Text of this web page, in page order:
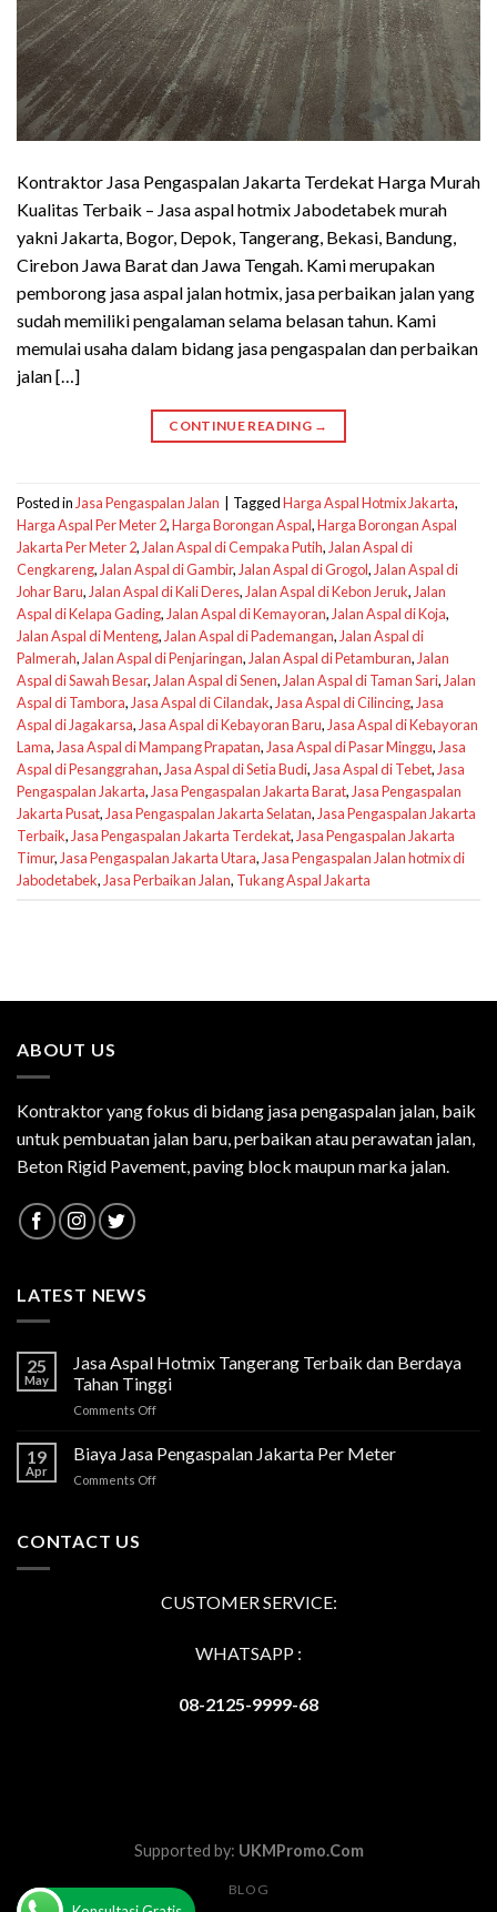
Kontraktor Jasa Pengaspalan Jakarta Terdekat Harga Murah
Kualitas Terbaik – Jasa aspal hotmix Jabodetabek murah
yakni Jakarta, Bogor, Depok, Tangerang, Bekasi, Bandung,
Cirebon Jawa Barat dan Jawa Tengah. Kami merupakan
pemborong jasa aspal jalan hotmix, jasa perbaikan jalan yang
sudah memiliki pengalaman selama belasan tahun. Kami
memulai usaha dalam bidang jasa pengaspalan dan perbaikan
jalan […]
CONTINUE READING →
Posted in Jasa Pengaspalan Jalan TaggedHarga Aspal Hotmix Jakarta,
Harga Aspal Per Meter 2,Harga Borongan Aspal,Harga Borongan Aspal
Jakarta Per Meter 2, Jalan Aspal di Cempaka Putih, Jalan Aspal di
Cengkareng, Jalan Aspal di Gambir, Jalan Aspal di Grogol, Jalan Aspal di
Johar Baru, Jalan Aspal di Kali Deres, Jalan Aspal di Kebon Jeruk, Jalan
Aspal di Kelapa Gading, Jalan Aspal di Kemayoran, Jalan Aspal di Koja,
Jalan Aspal di Menteng, Jalan Aspal di Pademangan, Jalan Aspal di
Palmerah, Jalan Aspal di Penjaringan, Jalan Aspal di Petamburan, Jalan
Aspal di Sawah Besar, Jalan Aspal di Senen, Jalan Aspal di Taman Sari, Jalan
Aspal di Tambora, Jasa Aspal di Cilandak, Jasa Aspal di Cilincing, Jasa
Aspal di Jagakarsa, Jasa Aspal di Kebayoran Baru, Jasa Aspal di Kebayoran
Lama, Jasa Aspal di Mampang Prapatan, Jasa Aspal di Pasar Minggu, Jasa
Aspal di Pesanggrahan, Jasa Aspal di Setia Budi, Jasa Aspal di Tebet, Jasa
Pengaspalan Jakarta, Jasa Pengaspalan Jakarta Barat, Jasa Pengaspalan
Jakarta Pusat, Jasa Pengaspalan Jakarta Selatan, Jasa Pengaspalan Jakarta
Terbaik, Jasa Pengaspalan Jakarta Terdekat, Jasa Pengaspalan Jakarta
Timur, Jasa Pengaspalan Jakarta Utara, Jasa Pengaspalan Jalan hotmix di
Jabodetabek, Jasa Perbaikan Jalan, Tukang Aspal Jakarta
ABOUT US
Kontraktor yang fokus di bidang jasa pengaspalan jalan, baik
untuk pembuatan jalan baru, perbaikan atau perawatan jalan,
Beton Rigid Pavement, paving block maupun marka jalan.
LATEST NEWS
25
May
Jasa Aspal Hotmix Tangerang Terbaik dan Berdaya
Tahan Tinggi
Comments Offon
Aspal
Hotmix
19
Apr
Biaya Jasa Pengaspalan Jakarta Per Meter
Comments Offon
CONTACT US
CUSTOMER SERVICE:
WHATSAPP :
08-2125-9999-68
Supported by: UKMPromo.Com
BLOG